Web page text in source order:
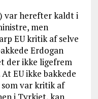
var herefter kaldt i
men
EU kritik af selve
Erdogan
der ikke ligefrem
EU ikke bakkede
var kritik af